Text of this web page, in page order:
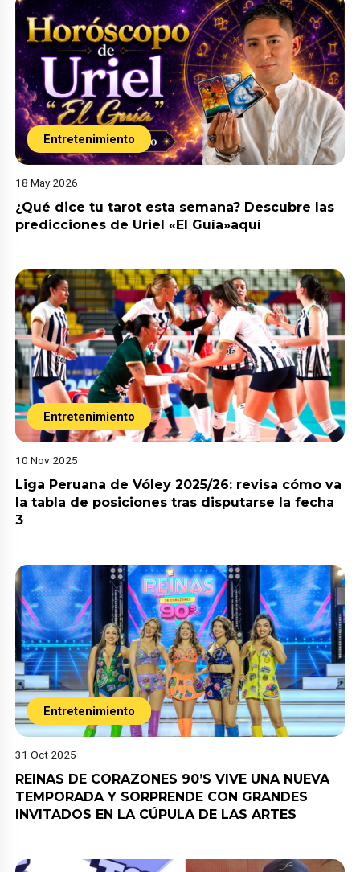
Entretenimiento
18 May 2026
¿Qué dice tu tarot esta semana? Descubre las
predicciones de Uriel «El Guía»aquí
Entretenimiento
10 Nov 2025
Liga Peruana de Vóley 2025/26: revisa cómo va
la tabla de posiciones tras disputarse la fecha
3
Entretenimiento
31 Oct 2025
REINAS DE CORAZONES 90’S VIVE UNA NUEVA
TEMPORADA Y SORPRENDE CON GRANDES
INVITADOS EN LA CÚPULA DE LAS ARTES